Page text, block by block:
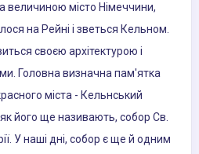
величиною місто Німеччини,
на Рейні і зветься Кельном.
своєю архітектурою і
Головна визначна пам'ятка
міста - Кельнський
його ще називають, собор Св.
У наші дні, собор є ще й одним